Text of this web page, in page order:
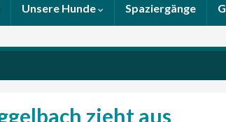
Unsere Hunde Spaziergänge
zieht aus